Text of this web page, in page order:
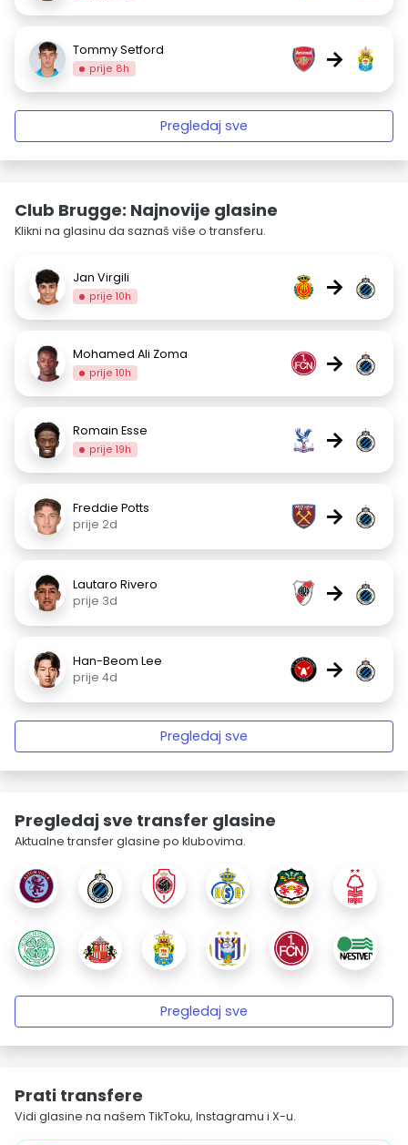
Tommy Setford
prije 8h →
Pregledaj sve
Club Brugge: Najnovije glasine
Klikni na glasinu da saznaš više o transferu.
Jan Virgili
prije 10h →
Mohamed Ali Zoma
prije 10h →
Romain Esse
prije 19h →
Freddie Potts
prije 2d
→
Lautaro Rivero
prije 3d
→
Han-Beom Lee
prije 4d
→
Pregledaj sve
Pregledaj sve transfer glasine
Aktualne transfer glasine po klubovima.
Pregledaj sve
Prati transfere
Vidi glasine na našem TikToku, Instagramu i X-u.